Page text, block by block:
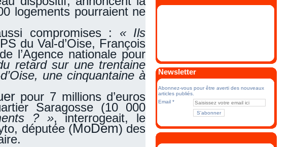
logements pourraient ne
compromises : « Ils
du Val-d’Oise, François
l’Agence nationale pour
retard sur une trentaine
une cinquantaine à
pour 7 millions d’euros
Saragosse (10 000
? », interrogeait, le
députée (MoDem) des
Newsletter
Abonnez-vous pour être averti des nouveaux
articles publiés.
Email